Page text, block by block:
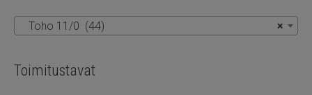
×
Toho 11/0 (44)
Toimitustavat